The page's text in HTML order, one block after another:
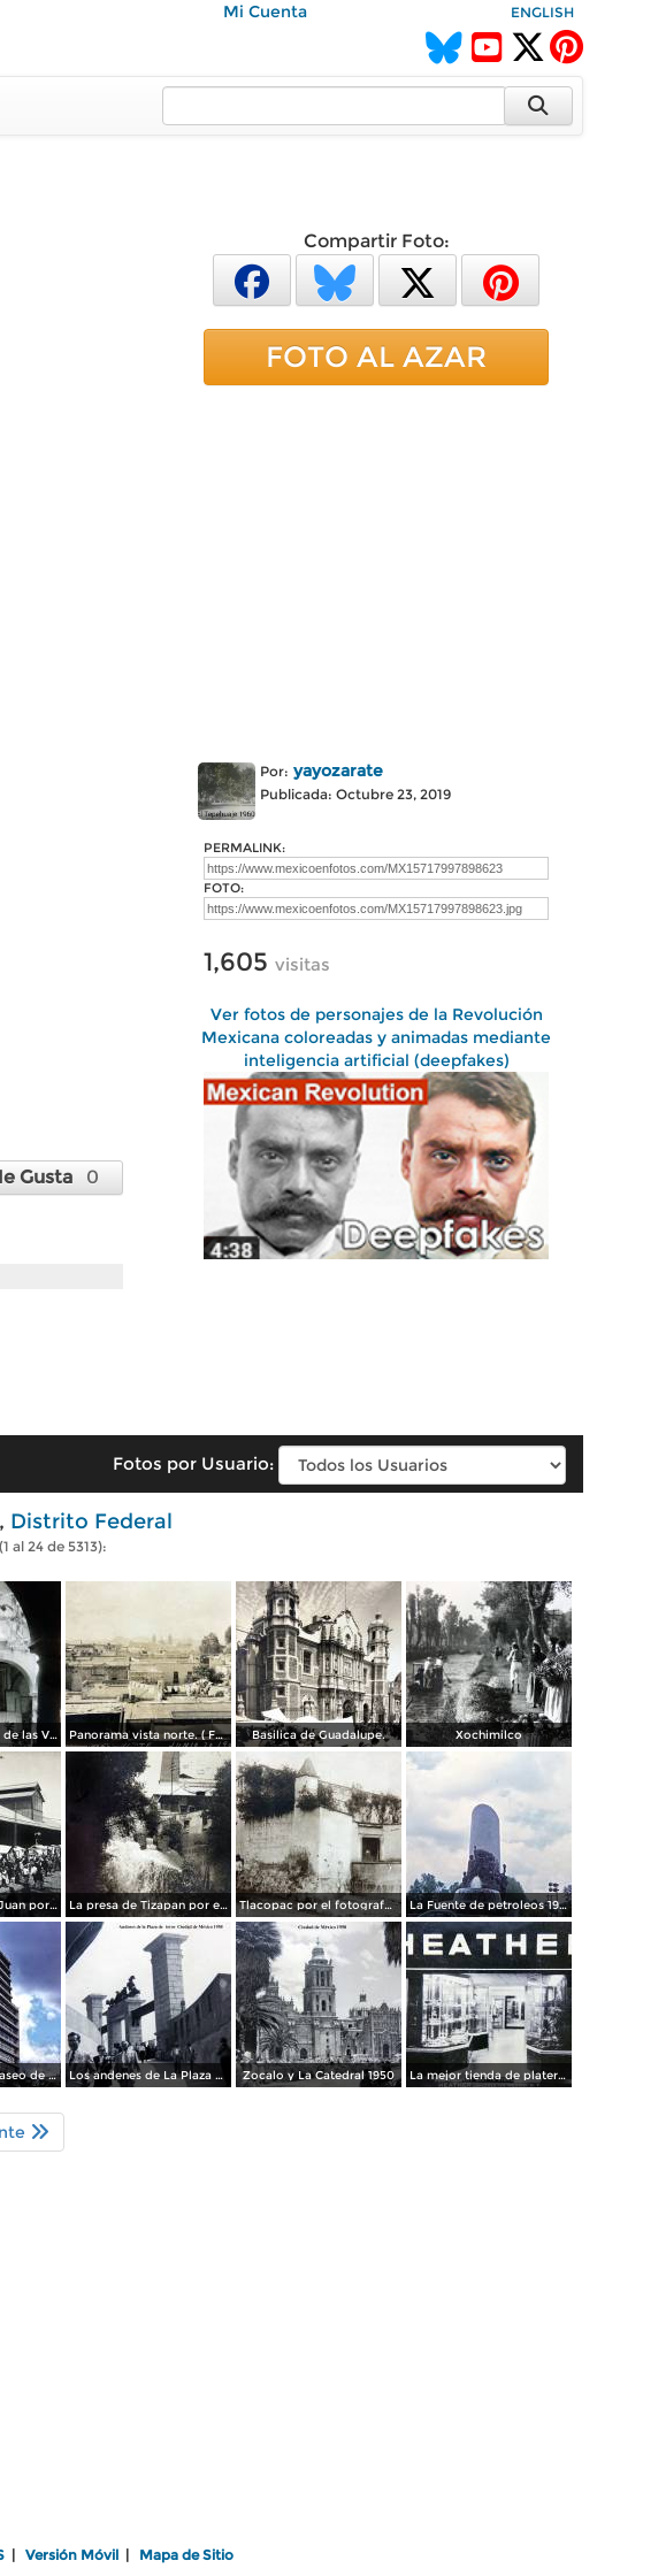
Mi Cuenta ENGLISH
Gusta 0
Compartir Foto:
FOTO AL AZAR
Por: yayozarate
Publicada: Octubre 23, 2019
PERMALINK:
FOTO:
1,605 visitas
Ver fotos de personajes de la Revolución
Mexicana coloreadas y animadas mediante
inteligencia artificial (deepfakes)
Fotos por Usuario:
Distrito Federal
al 24 de 5313):
Patio del colegio de las Vizcainas por el fotografo Hugo Brehme. Panorama vista norte. ( Fechada el 20 de Junio de 1905 ). Basilica de Guadalupe. Xochimilco
Mercado de San Juan por el fotografo Felix Miret La presa de Tizapan por el fotografo Fernando Kososky. ( Circulada el 22 de Diembre de 1910 ). Tlacopac por el fotografo Hugo Brehme. La Fuente de petroleos 1950.
Un edificio por Paseo de La Reforma 1950 Los andenes de La Plaza de toros Ciudad de México 1950 Zocalo y La Catedral 1950 La mejor tienda de plateria.
Versión Móvil Mapa de Sitio